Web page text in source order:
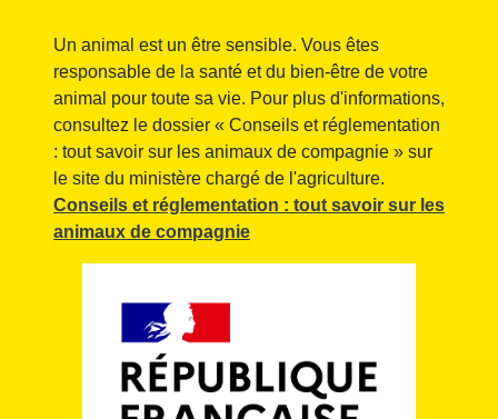
Un animal est un être sensible. Vous êtes
responsable de la santé et du bien-être de votre
animal pour toute sa vie. Pour plus d'informations,
consultez le dossier « Conseils et réglementation
: tout savoir sur les animaux de compagnie » sur
le site du ministère chargé de l'agriculture.
Conseils et réglementation : tout savoir sur les
animaux de compagnie